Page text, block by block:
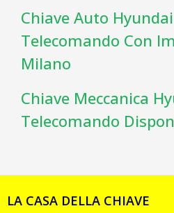
Chiave Auto
Telecomando Con
Milano
Chiave Meccanica
Telecomando
LA CASA DELLA CHIAVE